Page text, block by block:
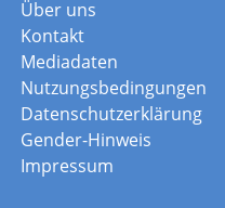
Über uns
Kontakt
Mediadaten
Nutzungsbedingungen
Datenschutzerklärung
Gender-Hinweis
Impressum